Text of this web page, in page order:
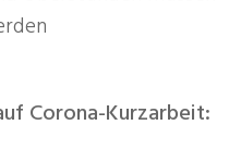
Corona-Kurzarbeit: